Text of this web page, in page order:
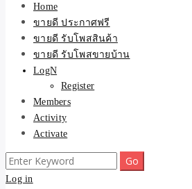
Home
ขายดี ประกาศฟรี
ขายดี รับโพสสินค้า
ขายดี รับโพสขายบ้าน
LogN
Register
Members
Activity
Activate
Search
for:
Log in